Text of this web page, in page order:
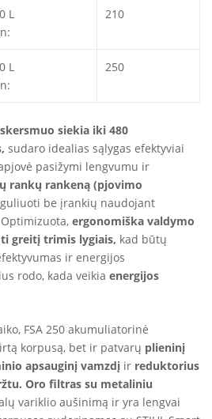
L
210
L
250
siekia iki 480
sudaro idealias sąlygas efektyviai
pasižymi lengvumu ir
rankų rankeną (pjovimo
be įrankių naudojant
ergonomiška valdymo
greitį trimis lygiais, kad būtų
ir energijos
rodo, kada veikia energijos
FSA 250 akumuliatorinė
korpusą, bet ir patvarų plieninį
apsauginį vamzdį ir reduktorius
Oro filtras su metaliniu
variklio aušinimą ir yra lengvai